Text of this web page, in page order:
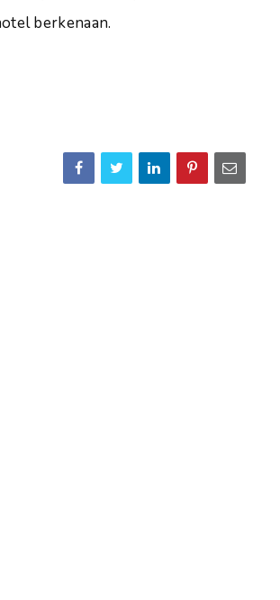
berkenaan.